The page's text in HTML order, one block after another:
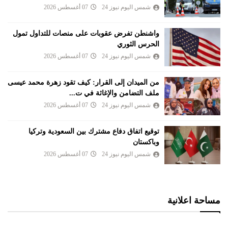
شمس اليوم نيوز 24 07 أغسطس 2026
واشنطن تفرض عقوبات على منصات للتداول تمول
الحرس الثوري
شمس اليوم نيوز 24 07 أغسطس 2026
من الميدان إلى القرار: كيف تقود زهرة محمد عيسى
ملف التضامن والإغاثة في ت...
شمس اليوم نيوز 24 07 أغسطس 2026
توقيع اتفاق دفاع مشترك بين السعودية وتركيا
وباكستان
شمس اليوم نيوز 24 07 أغسطس 2026
مساحة اعلانية